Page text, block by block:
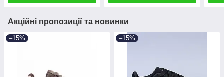
Акційні пропозиції та новинки
–15% –15%